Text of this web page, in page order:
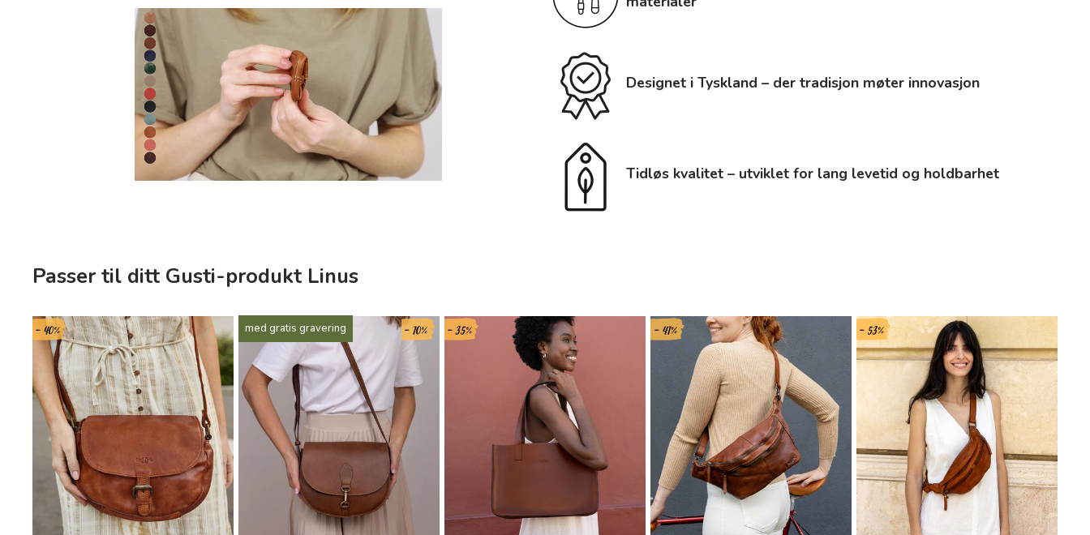
Designet i Tyskland – der tradisjon møter innovasjon
Tidløs kvalitet – utviklet for lang levetid og holdbarhet
Passer til ditt Gusti-produkt Linus
- 40% med gratis gravering - 10% - 35% - 41% - 53%